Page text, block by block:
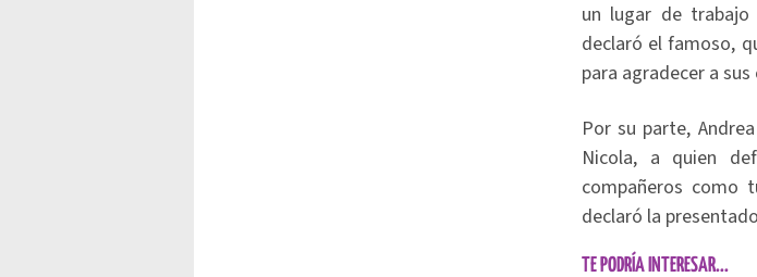
un lugar de
declaró el famoso,
para agradecer a
Por su parte,
Nicola, a quien
compañeros como
declaró la
TE PODRÍA INTERESAR...